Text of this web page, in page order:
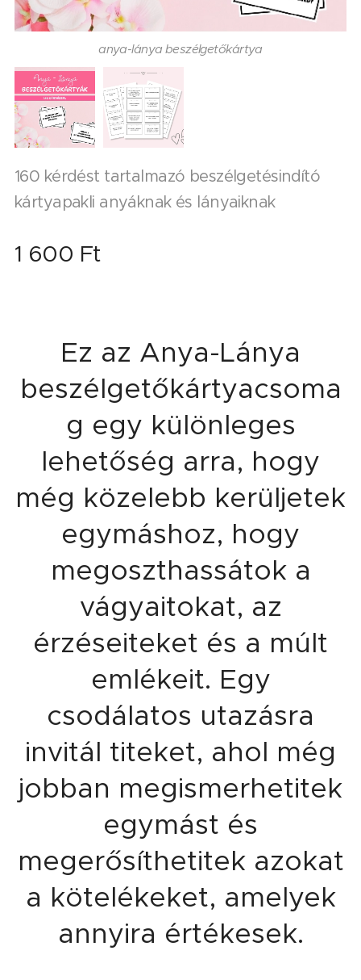
anya-lánya beszélgetőkártya
160 kérdést tartalmazó beszélgetésindító
kártyapakli anyáknak és lányaiknak
1 600 Ft
Ez az Anya-Lánya
beszélgetőkártyacsoma
g egy különleges
lehetőség arra, hogy
még közelebb kerüljetek
egymáshoz, hogy
megoszthassátok a
vágyaitokat, az
érzéseiteket és a múlt
emlékeit. Egy
csodálatos utazásra
invitál titeket, ahol még
jobban megismerhetitek
egymást és
megerősíthetitek azokat
a kötelékeket, amelyek
annyira értékesek.